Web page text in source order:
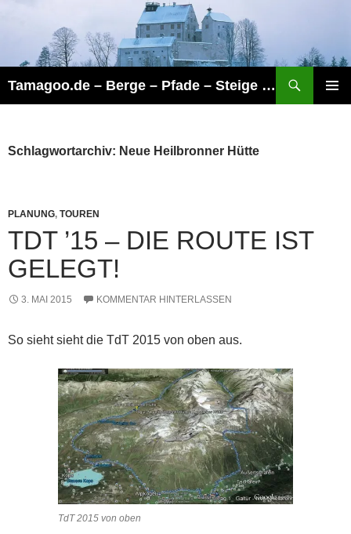
springen
Tamagoo.de – Berge – Pfade – Steige – Touren
Schlagwortarchiv: Neue Heilbronner Hütte
PLANUNG, TOUREN
TDT ’15 – DIE ROUTE IST
GELEGT!
3. MAI 2015 KOMMENTAR HINTERLASSEN
So sieht sieht die TdT 2015 von oben aus.
TdT 2015 von oben